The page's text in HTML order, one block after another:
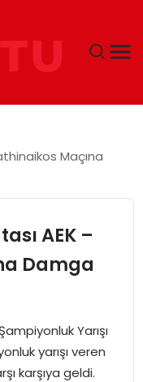
Maçına
AEK –
Damga
Yarışı
yarışı veren
karşıya geldi.